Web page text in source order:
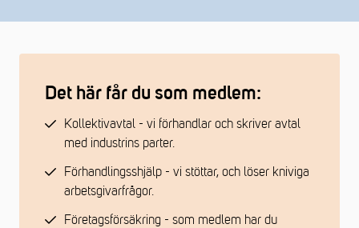
Det här får du som medlem:
Kollektivavtal - vi förhandlar och skriver avtal
med industrins parter.
Förhandlingsshjälp - vi stöttar, och löser kniviga
arbetsgivarfrågor.
Företagsförsäkring - som medlem har du